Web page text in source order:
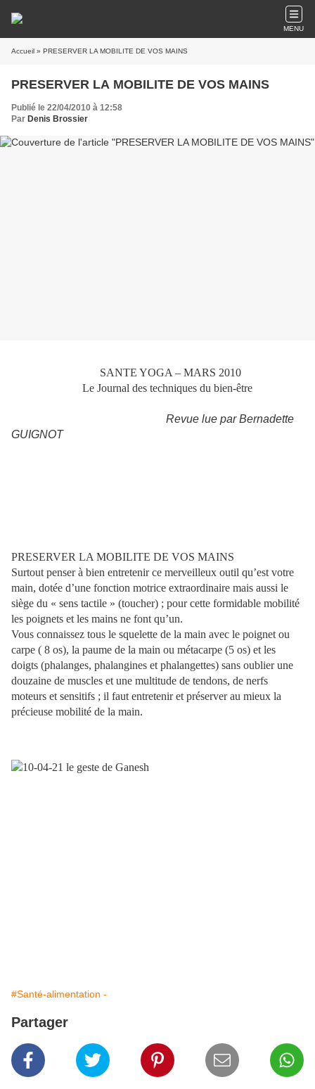
MENU
Accueil » PRESERVER LA MOBILITE DE VOS MAINS
PRESERVER LA MOBILITE DE VOS MAINS
Publié le 22/04/2010 à 12:58
Par Denis Brossier
SANTE YOGA – MARS 2010
Le Journal des techniques du bien-être
Revue lue par Bernadette
GUIGNOT
PRESERVER LA MOBILITE DE VOS MAINS
Surtout penser à bien entretenir ce merveilleux outil qu’est votre
main, dotée d’une fonction motrice extraordinaire mais aussi le
siège du « sens tactile » (toucher) ; pour cette formidable mobilité
les poignets et les mains ne font qu’un.
Vous connaissez tous le squelette de la main avec le poignet ou
carpe ( 8 os), la paume de la main ou métacarpe (5 os) et les
doigts (phalanges, phalangines et phalangettes) sans oublier une
douzaine de muscles et une multitude de tendons, de nerfs
moteurs et sensitifs ; il faut entretenir et préserver au mieux la
précieuse mobilité de la main.
#Santé-alimentation -
Partager